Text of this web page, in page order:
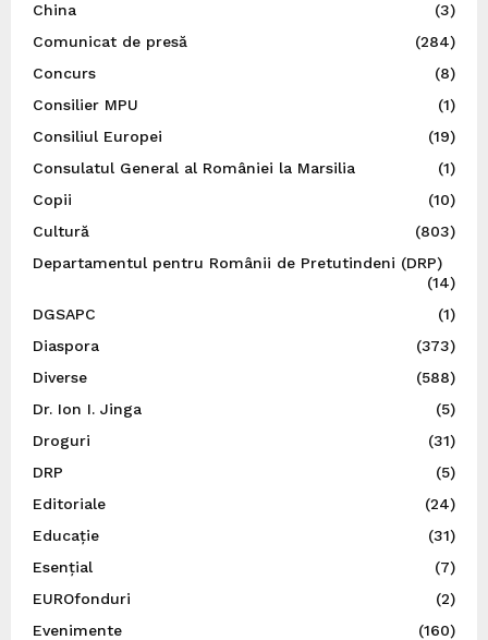
China
(3)
Comunicat de presă
(284)
Concurs
(8)
Consilier MPU
(1)
Consiliul Europei
(19)
Consulatul General al României la Marsilia
(1)
Copii
(10)
Cultură
(803)
Departamentul pentru Românii de Pretutindeni (DRP)
(14)
DGSAPC
(1)
Diaspora
(373)
Diverse
(588)
Dr. Ion I. Jinga
(5)
Droguri
(31)
DRP
(5)
Editoriale
(24)
Educație
(31)
Esențial
(7)
EUROfonduri
(2)
Evenimente
(160)